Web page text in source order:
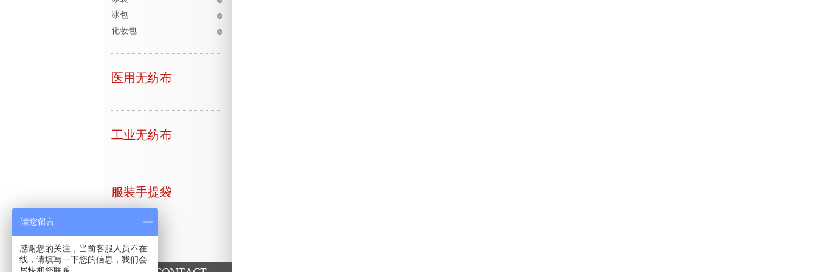
冰包
化妆包
医用无纺布
工业无纺布
服装手提袋
请您留言
感谢您的关注，当前客服人员不在
线，请填写一下您的信息，我们会